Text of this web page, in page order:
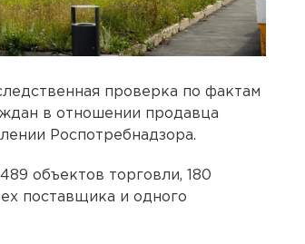
проверка по фактам
в отношении продавца
Роспотребнадзора.
объектов торговли, 180
поставщика и одного